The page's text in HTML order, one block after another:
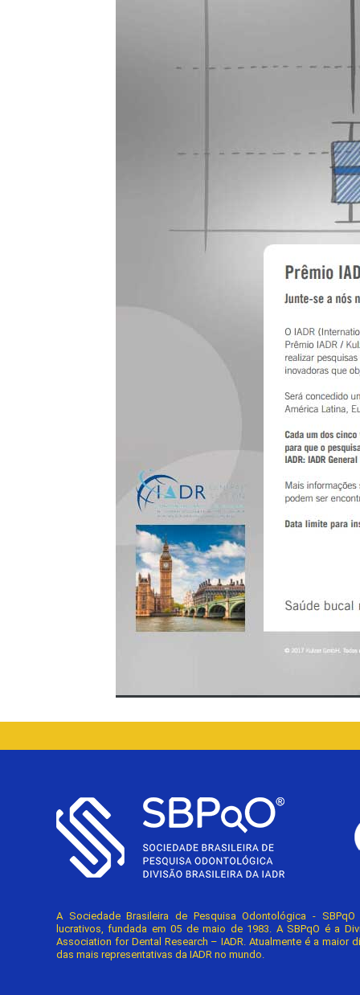
A Sociedade Brasileira de Pesquisa Odontológica -
lucrativos, fundada em 05 de maio de 1983. A SBPqO é a
Association for Dental Research – IADR. Atualmente é a maior
das mais representativas da IADR no mundo.